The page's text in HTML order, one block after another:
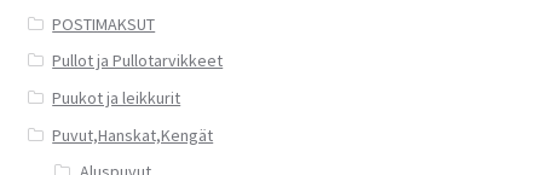
POSTIMAKSUT
Pullot ja Pullotarvikkeet
Puukot ja leikkurit
Puvut,Hanskat,Kengät